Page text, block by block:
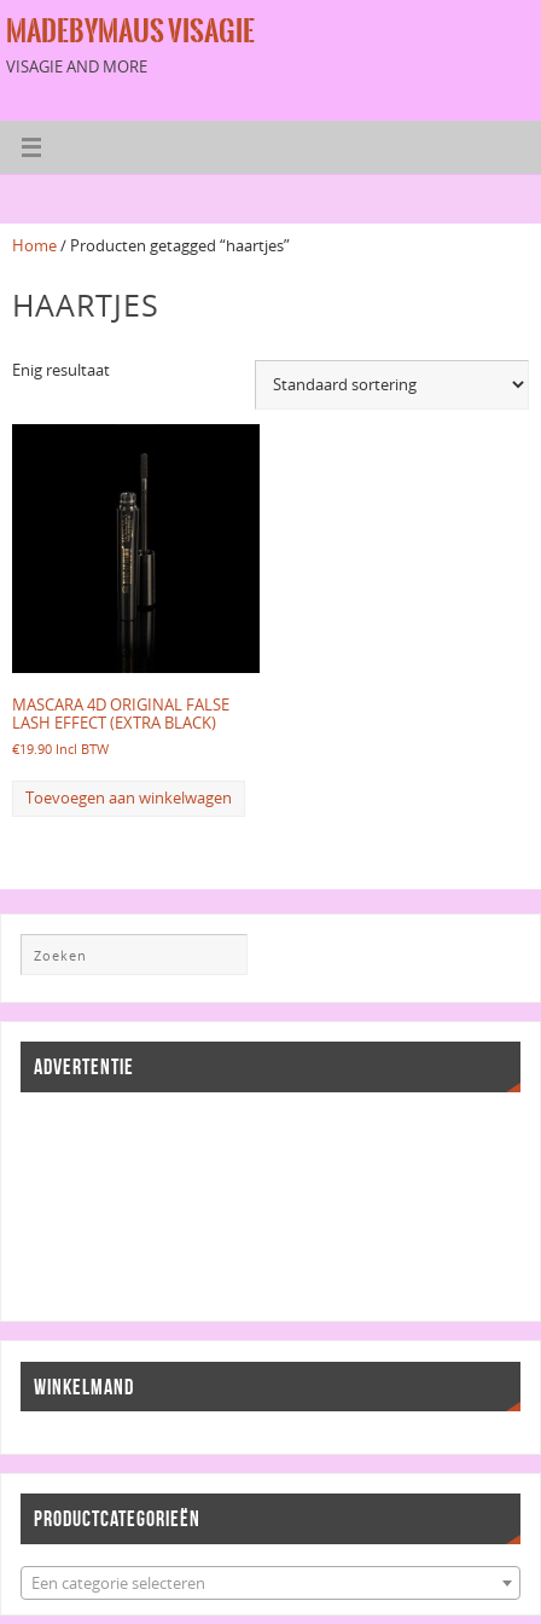
MADEBYMAUS VISAGIE
VISAGIE AND MORE
Home/ Producten getagged “haartjes”
HAARTJES
Enig resultaat
MASCARA 4D ORIGINAL FALSE
LASH EFFECT (EXTRA BLACK)
€19.90 Incl BTW
Toevoegen aan winkelwagen
ADVERTENTIE
WINKELMAND
PRODUCTCATEGORIEËN
Een categorie selecteren